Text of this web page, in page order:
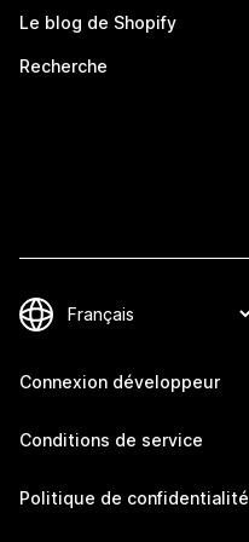
Le blog de Shopify
Recherche
Connexion développeur
Conditions de service
Politique de confidentialité